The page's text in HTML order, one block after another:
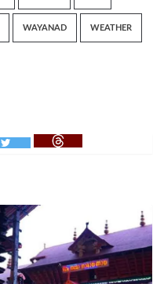
WAYANAD WEATHER